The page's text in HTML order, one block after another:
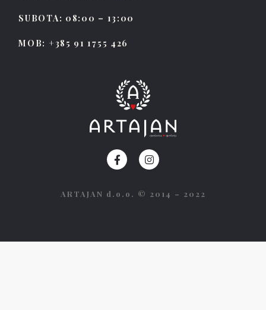
SUBOTA: 08:00 – 13:00
MOB: +385 91 1755 426
ARTAJAN d.o.o. © 2014 – 2022